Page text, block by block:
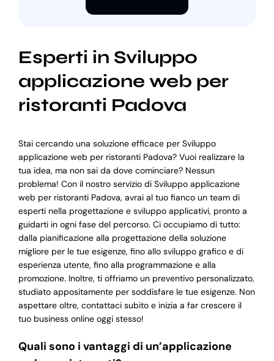
Esperti in Sviluppo
applicazione web per
ristoranti Padova
Stai cercando una soluzione efficace per Sviluppo
applicazione web per ristoranti Padova? Vuoi realizzare la
tua idea, ma non sai da dove cominciare? Nessun
problema! Con il nostro servizio di Sviluppo applicazione
web per ristoranti Padova, avrai al tuo fianco un team di
esperti nella progettazione e sviluppo applicativi, pronto a
guidarti in ogni fase del percorso. Ci occupiamo di tutto:
dalla pianificazione alla progettazione della soluzione
migliore per le tue esigenze, fino allo sviluppo grafico e di
esperienza utente, fino alla programmazione e alla
promozione. Inoltre, ti offriamo un preventivo personalizzato,
studiato appositamente per soddisfare le tue esigenze. Non
aspettare oltre, contattaci subito e inizia a far crescere il
tuo business online oggi stesso!
Quali sono i vantaggi di un’applicazione